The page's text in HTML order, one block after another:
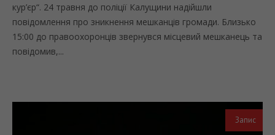
кур’єр“. 24 травня до поліції Калущини надійшли
повідомлення про зникнення мешканців громади. Близько
15:00 до правоохоронців звернувся місцевий мешканець та
повідомив,...
Запис